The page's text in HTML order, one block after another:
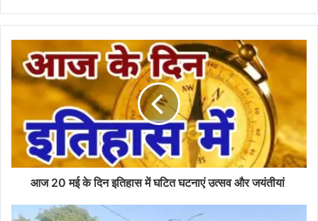
आज 20 मई के दिन इतिहास में घटित घटनाएं उत्सव और जयंतीयां